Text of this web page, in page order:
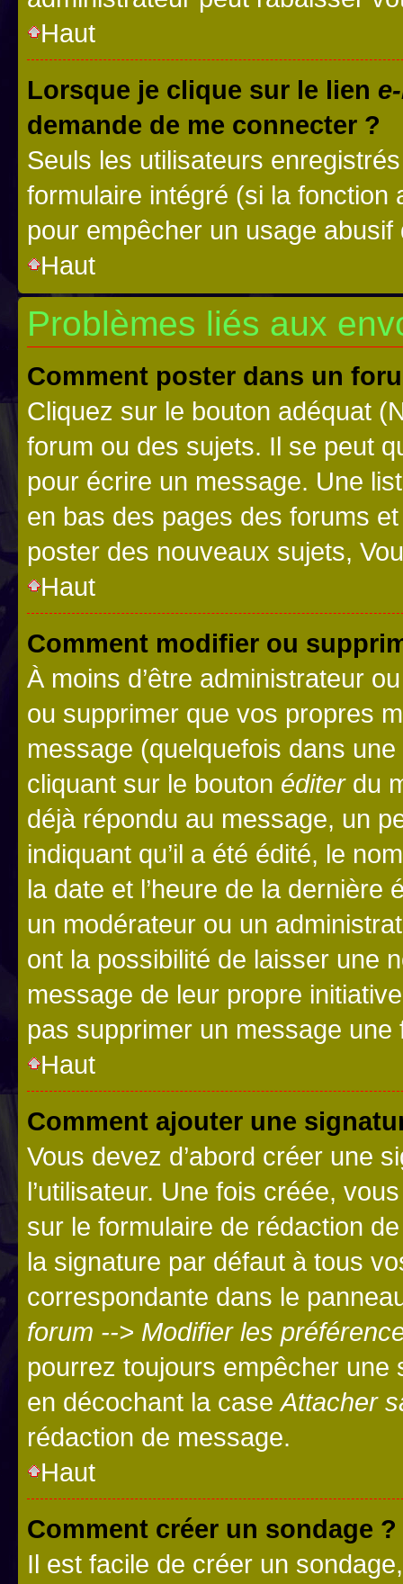
Haut
Lorsque je clique sur le lien
demande de me connecter ?
Seuls les utilisateurs
formulaire intégré (si la fonction
pour empêcher un usage
Haut
Problèmes liés aux
Comment poster dans un
Cliquez sur le bouton adéquat
forum ou des sujets. Il se peut
pour écrire un message. Une
en bas des pages des forums
poster des nouveaux sujets,
Haut
Comment modifier ou
À moins d’être administrateur
ou supprimer que vos propres
message (quelquefois dans
cliquant sur le bouton éditerdu
déjà répondu au message, un
indiquant qu’il a été édité, le
la date et l’heure de la dernière
un modérateur ou un
ont la possibilité de laisser une
message de leur propre
pas supprimer un message une
Haut
Comment ajouter une
Vous devez d’abord créer une
l’utilisateur. Une fois créée,
sur le formulaire de rédaction
la signature par défaut à tous
correspondante dans le
forum --> Modifier les
pourrez toujours empêcher une
en décochant la case Attacher
rédaction de message.
Haut
Comment créer un sondage ?
Il est facile de créer un